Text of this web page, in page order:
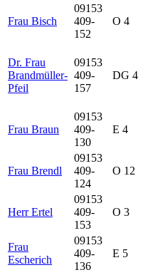
Frau Bisch
09153
409-
152
O 4
Dr. Frau
Brandmüller-
Pfeil
09153
409-
157
DG 4
Frau Braun
09153
409-
130
E 4
Frau Brendl
09153
409-
124
O 12
Herr Ertel
09153
409-
153
O 3
Frau
Escherich
09153
409-
136
E 5